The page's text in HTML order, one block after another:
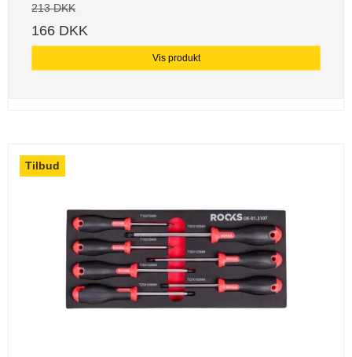
213 DKK
166 DKK
Vis produkt
Tilbud